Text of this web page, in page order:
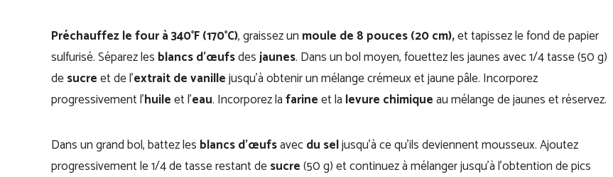
Préchauffez le four à 340°F (170°C), graissez un moule de 8 pouces (20 cm),et tapissez le fond de papier
sulfurisé. Séparez les blancs d’œufsdesjaunes. Dans un bol moyen, fouettez les jaunes avec 1/4 tasse (50 g)
desucreet de l’extrait de vanillejusqu’à obtenir un mélange crémeux et jaune pâle. Incorporez
progressivement l’huileet l’eau. Incorporez lafarineet la levure chimiqueau mélange de jaunes et réservez.
Dans un grand bol, battez les blancs d’œufsavecdu seljusqu’à ce qu’ils deviennent mousseux. Ajoutez
progressivement le 1/4 de tasse restant desucre(50 g) et continuez à mélanger jusqu’à l’obtention de pics